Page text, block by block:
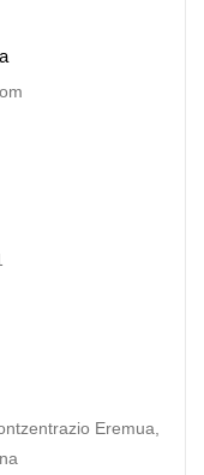
Eremua,